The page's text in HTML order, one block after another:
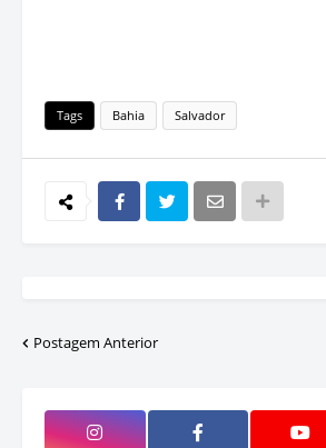
Tags Bahia Salvador
Postagem Anterior